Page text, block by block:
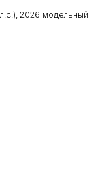
2026 модельный